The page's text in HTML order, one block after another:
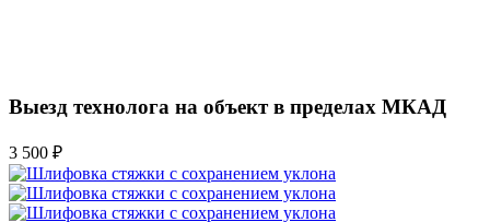
Выезд технолога на объект в пределах МКАД
3 500 ₽